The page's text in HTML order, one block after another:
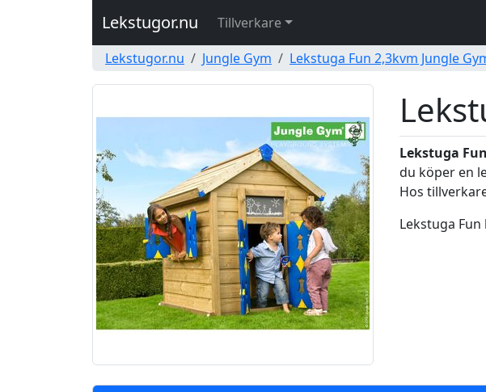
Lekstugor.nu
Tillverkare
Lekstugor.nu
Jungle Gym Lekstuga Fun 2,3kvm Jungle
Lekstuga Fun
du köper en
Hos
Lekstuga